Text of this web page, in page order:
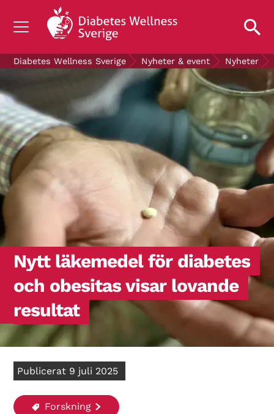
OM DIABETES
FORSKNING
NYHETER & EVENT
OM OSS
GRATIS DIABETESPRODUKTER
Blodsockerkollen
Diabetes Wellness Sverige Nyheter & event Nyheter
Nytt läkemedel för diabetes
och obesitas visar lovande
resultat
Publicerat 9 juli 2025
Forskning